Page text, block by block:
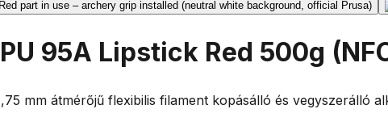
95A Lipstick Red 500g
mm átmérőjű flexibilis filament kopásálló és vegyszerálló